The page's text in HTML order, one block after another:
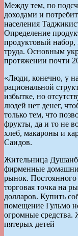
Между тем, по
доходами и
населения
Определение
продуктовый набор,
труда. Основным
протяжении почти
«Люди, конечно, у
рациональной
избытке, но
людей нет денег,
только тем, что
фрукты, да и то не
хлеб, макароны и
Саидов.
Жительница
фирменные
рынок. Постоянного
торговая точка на
долларов. Купить
помещение Гульмо
огромные средства.
пятерых детей